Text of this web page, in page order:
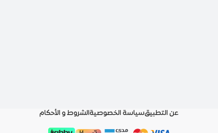
عن التطبيقسياسة الخصوصيةالشروط و الأحكام